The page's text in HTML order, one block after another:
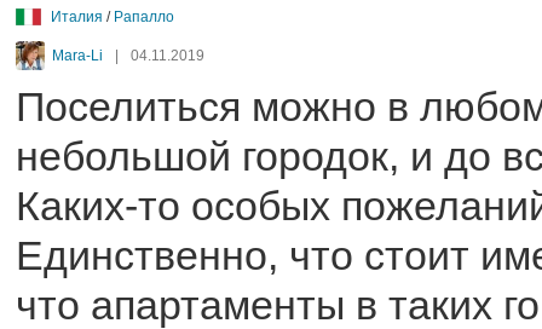
Италия / Рапалло
Mara-Li 04.11.2019
Поселиться можно в
небольшой городок, и до
Каких-то особых
Единственно, что стоит
что апартаменты в таких